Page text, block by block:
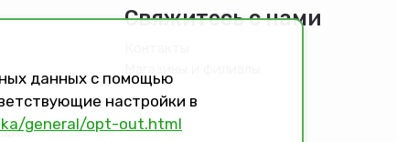
Свяжитесь с нами
данных с помощью
настройки в
general/opt-out.html